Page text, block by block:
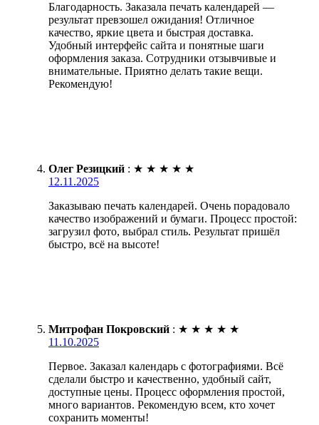
Благодарность. Заказала печать календарей —
результат превзошел ожидания! Отличное
качество, яркие цвета и быстрая доставка.
Удобный интерфейс сайта и понятные шаги
оформления заказа. Сотрудники отзывчивые и
внимательные. Приятно делать такие вещи.
Рекомендую!
Олег Резицкий : ★ ★ ★ ★ ★
12.11.2025
Заказываю печать календарей. Очень порадовало
качество изображений и бумаги. Процесс простой:
загрузил фото, выбрал стиль. Результат пришёл
быстро, всё на высоте!
Митрофан Покровский : ★ ★ ★ ★ ★
11.10.2025
Первое. Заказал календарь с фотографиями. Всё
сделали быстро и качественно, удобный сайт,
доступные цены. Процесс оформления простой,
много вариантов. Рекомендую всем, кто хочет
сохранить моменты!